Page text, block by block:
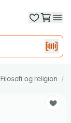
Filosofi og religion /